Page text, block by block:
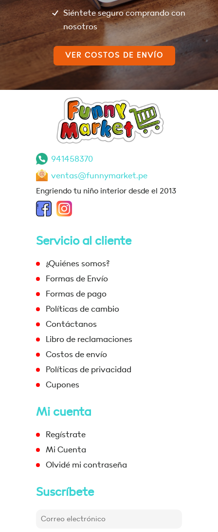
Siéntete seguro comprando con
nosotros
VER COSTOS DE ENVÍO
941458370
ventas@funnymarket.pe
Engriendo tu niño interior desde el 2013
Servicio al cliente
¿Quiénes somos?
Formas de Envío
Formas de pago
Políticas de cambio
Contáctanos
Libro de reclamaciones
Costos de envío
Políticas de privacidad
Cupones
Mi cuenta
Regístrate
Mi Cuenta
Olvidé mi contraseña
Suscríbete